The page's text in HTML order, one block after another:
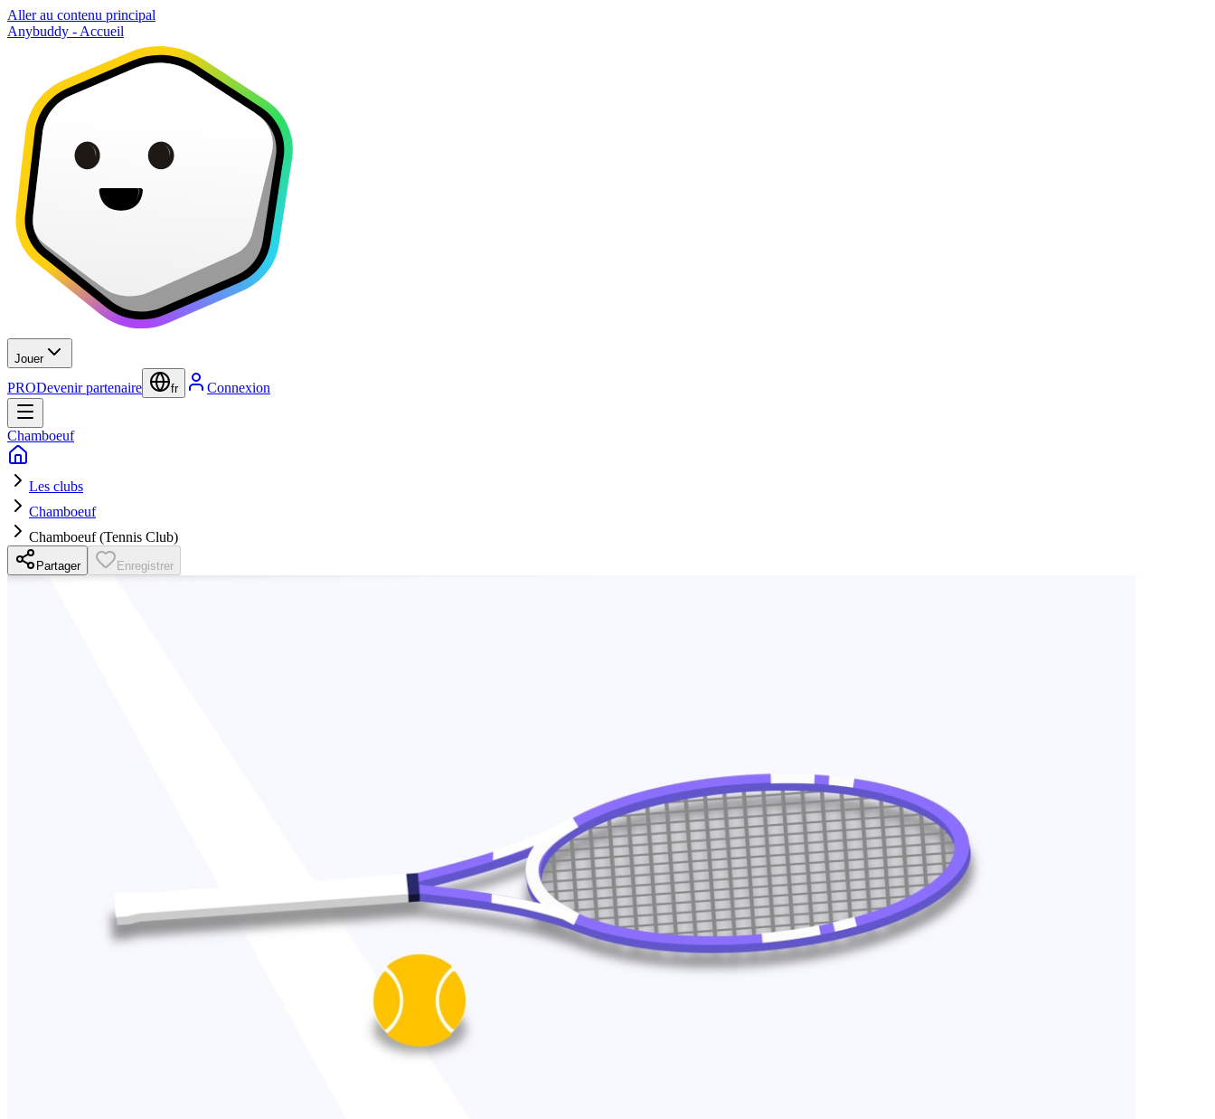
Aller au contenu principal
Anybuddy - Accueil
Jouer
PRODevenir partenaire fr Connexion
Chamboeuf
Les clubs
Chamboeuf
Chamboeuf (Tennis Club)
Partager Enregistrer